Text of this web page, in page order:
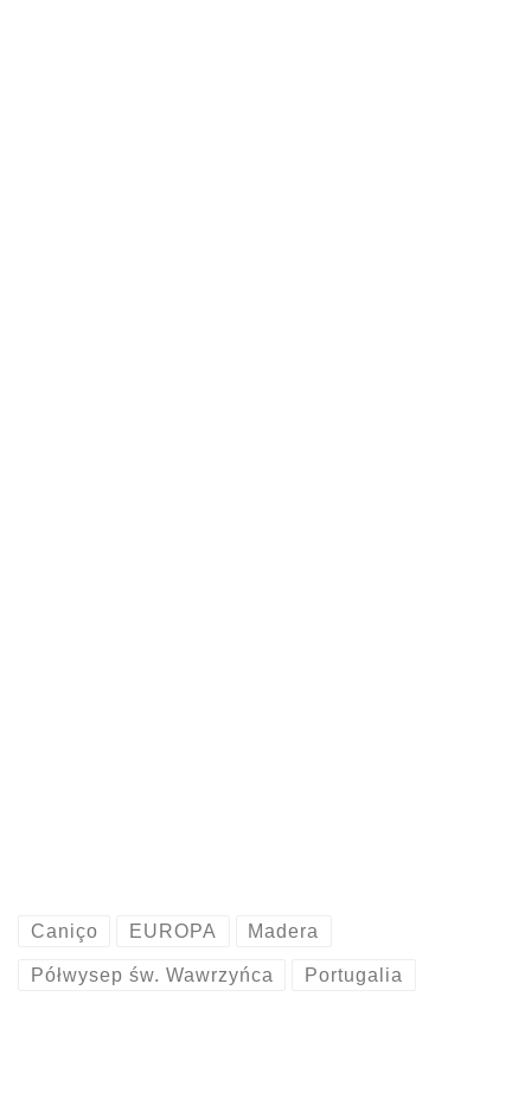
Caniço EUROPA Madera
Półwysep św. Wawrzyńca Portugalia